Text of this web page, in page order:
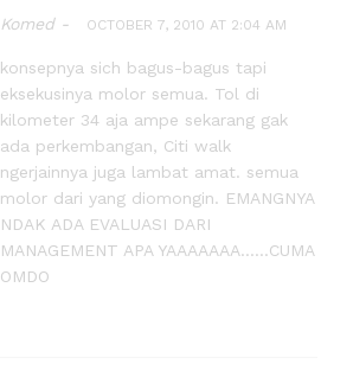
Komed - OCTOBER 7, 2010 AT 2:04 AM
konsepnya sich bagus-bagus tapi
eksekusinya molor semua. Tol di
kilometer 34 aja ampe sekarang gak
ada perkembangan, Citi walk
ngerjainnya juga lambat amat. semua
molor dari yang diomongin. EMANGNYA
NDAK ADA EVALUASI DARI
MANAGEMENT APA YAAAAAAA......CUMA
OMDO